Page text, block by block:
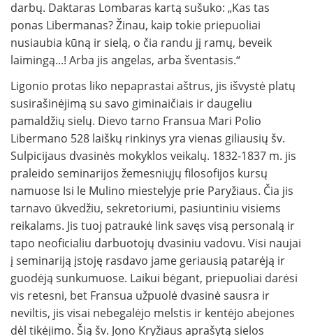
darbų. Daktaras Lombaras kartą sušuko: „Kas tas
ponas Libermanas? Žinau, kaip tokie priepuoliai
nusiaubia kūną ir sielą, o čia randu jį ramų, beveik
laimingą...! Arba jis angelas, arba šventasis.“
Ligonio protas liko nepaprastai aštrus, jis išvystė platų
susirašinėjimą su savo giminaičiais ir daugeliu
pamaldžių sielų. Dievo tarno Fransua Mari Polio
Libermano 528 laiškų rinkinys yra vienas giliausių šv.
Sulpicijaus dvasinės mokyklos veikalų. 1832-1837 m. jis
praleido seminarijos žemesniųjų filosofijos kursų
namuose Isi le Mulino miestelyje prie Paryžiaus. Čia jis
tarnavo ūkvedžiu, sekretoriumi, pasiuntiniu visiems
reikalams. Jis tuoj patraukė link savęs visą personalą ir
tapo neoficialiu darbuotojų dvasiniu vadovu. Visi naujai
į seminariją įstoję rasdavo jame geriausią patarėją ir
guodėją sunkumuose. Laikui bėgant, priepuoliai darėsi
vis retesni, bet Fransua užpuolė dvasinė sausra ir
neviltis, jis visai nebegalėjo melstis ir kentėjo abejones
dėl tikėjimo. Šią šv. Jono Kryžiaus aprašytą sielos